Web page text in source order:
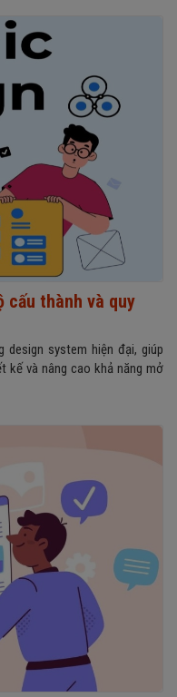
cấu thành và quy
design system hiện đại, giúp
kế và nâng cao khả năng mở